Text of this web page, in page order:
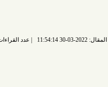
عدد القراءات: 3613 قراءة |